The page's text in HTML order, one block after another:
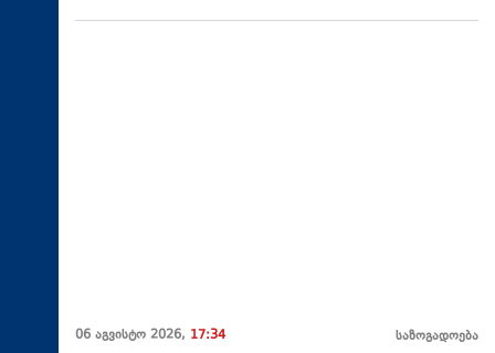
06 აგვისტო 2026, 17:34 საზოგადოება